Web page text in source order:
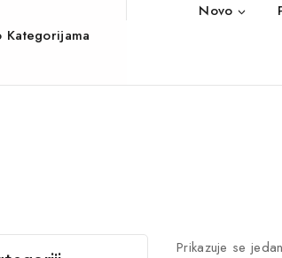
Novo
Prikazuje se